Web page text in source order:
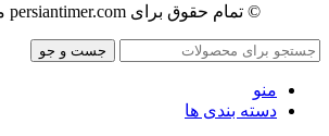
© تمام حقوق برای persiantimer.com محفوظ است
جست و جو
منو
دسته بندی ها